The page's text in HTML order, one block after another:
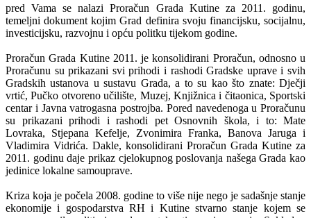
pred Vama se nalazi Proračun Grada Kutine za 2011. godinu,
temeljni dokument kojim Grad definira svoju financijsku, socijalnu,
investicijsku, razvojnu i opću politku tijekom godine.
Proračun Grada Kutine 2011. je konsolidirani Proračun, odnosno u
Proračunu su prikazani svi prihodi i rashodi Gradske uprave i svih
Gradskih ustanova u sustavu Grada, a to su kao što znate: Dječji
vrtić, Pučko otvoreno učilište, Muzej, Knjižnica i čitaonica, Sportski
centar i Javna vatrogasna postrojba. Pored navedenoga u Proračunu
su prikazani prihodi i rashodi pet Osnovnih škola, i to: Mate
Lovraka, Stjepana Kefelje, Zvonimira Franka, Banova Jaruga i
Vladimira Vidrića. Dakle, konsolidirani Proračun Grada Kutine za
2011. godinu daje prikaz cjelokupnog poslovanja našega Grada kao
jedinice lokalne samouprave.
Kriza koja je počela 2008. godine to više nije nego je sadašnje stanje
ekonomije i gospodarstva RH i Kutine stvarno stanje kojem se